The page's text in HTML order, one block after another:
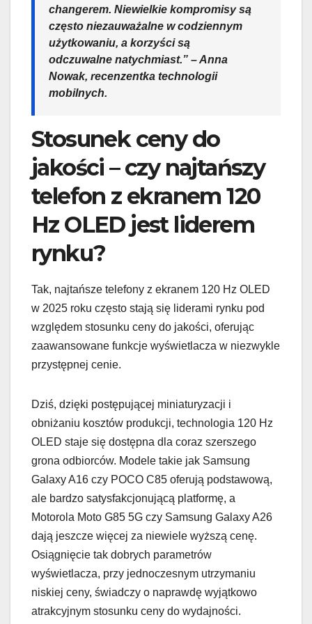
changerem. Niewielkie kompromisy są
często niezauważalne w codziennym
użytkowaniu, a korzyści są
odczuwalne natychmiast.” – Anna
Nowak, recenzentka technologii
mobilnych.
Stosunek ceny do
jakości – czy najtańszy
telefon z ekranem 120
Hz OLED jest liderem
rynku?
Tak, najtańsze telefony z ekranem 120 Hz OLED
w 2025 roku często stają się liderami rynku pod
względem stosunku ceny do jakości, oferując
zaawansowane funkcje wyświetlacza w niezwykle
przystępnej cenie.
Dziś, dzięki postępującej miniaturyzacji i
obniżaniu kosztów produkcji, technologia 120 Hz
OLED staje się dostępna dla coraz szerszego
grona odbiorców. Modele takie jak Samsung
Galaxy A16 czy POCO C85 oferują podstawową,
ale bardzo satysfakcjonującą platformę, a
Motorola Moto G85 5G czy Samsung Galaxy A26
dają jeszcze więcej za niewiele wyższą cenę.
Osiągnięcie tak dobrych parametrów
wyświetlacza, przy jednoczesnym utrzymaniu
niskiej ceny, świadczy o naprawdę wyjątkowo
atrakcyjnym stosunku ceny do wydajności.